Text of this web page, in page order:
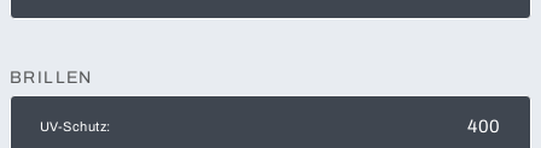
BRILLEN
UV-Schutz: 400